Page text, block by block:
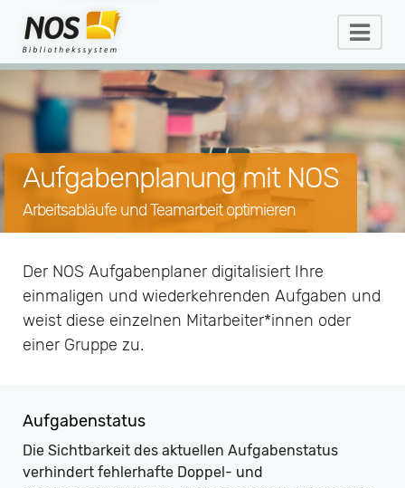
Aufgabenplanung mit NOS
Arbeitsabläufe und Teamarbeit optimieren
Der NOS Aufgabenplaner digitalisiert Ihre
einmaligen und wiederkehrenden Aufgaben und
weist diese einzelnen Mitarbeiter*innen oder
einer Gruppe zu.
Aufgabenstatus
Die Sichtbarkeit des aktuellen Aufgabenstatus
verhindert fehlerhafte Doppel- und